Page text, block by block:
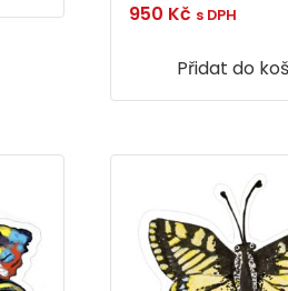
950 Kč s DPH
Přidat do